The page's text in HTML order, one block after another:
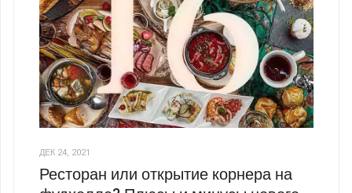
ДЕК 24, 2021
Ресторан или открытие корнера на